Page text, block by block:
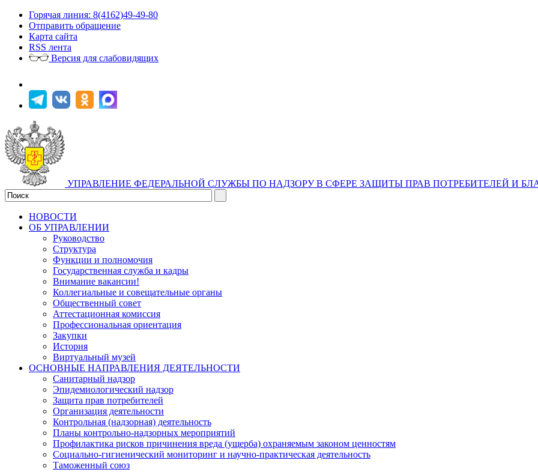
Горячая линия: 8(4162)49-49-80
Отправить обращение
Карта сайта
RSS лента
Версия для слабовидящих
УПРАВЛЕНИЕ ФЕДЕРАЛЬНОЙ СЛУЖБЫ ПО НАДЗОРУ В СФЕРЕ ЗАЩИТЫ ПРАВ ПОТРЕБИТЕЛЕЙ И
НОВОСТИ
ОБ УПРАВЛЕНИИ
Руководство
Структура
Функции и полномочия
Государственная служба и кадры
Внимание вакансии!
Коллегиальные и совещательные органы
Общественный совет
Аттестационная комиссия
Профессиональная ориентация
Закупки
История
Виртуальный музей
ОСНОВНЫЕ НАПРАВЛЕНИЯ ДЕЯТЕЛЬНОСТИ
Санитарный надзор
Эпидемиологический надзор
Защита прав потребителей
Организация деятельности
Контрольная (надзорная) деятельность
Планы контрольно-надзорных мероприятий
Профилактика рисков причинения вреда (ущерба) охраняемым законом ценностям
Социально-гигиенический мониторинг и научно-практическая деятельность
Таможенный союз